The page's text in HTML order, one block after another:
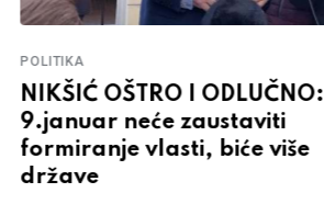
POLITIKA
NIKŠIĆ OŠTRO I ODLUČNO:
9.januar neće zaustaviti
formiranje vlasti, biće više
države